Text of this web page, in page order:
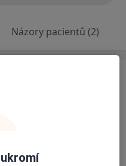
Názory pacientů (2)
nejsou k dispozici
žádné informace o